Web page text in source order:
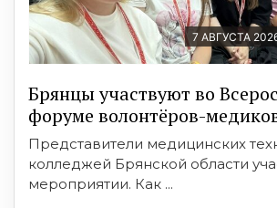
7 АВГУСТА
Брянцы участвуют во
форуме волонтёров-
Представители медицинских
колледжей Брянской области
мероприятии. Как ...